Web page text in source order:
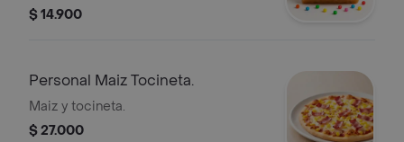
$ 14.900
Personal Maiz Tocineta.
Maiz y tocineta.
$ 27.000